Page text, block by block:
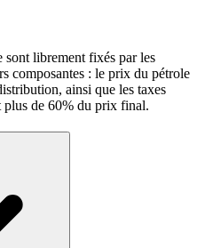
sont librement fixés par les
composantes : le prix du pétrole
ainsi que les taxes
de 60% du prix final.